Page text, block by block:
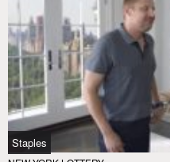
Staples